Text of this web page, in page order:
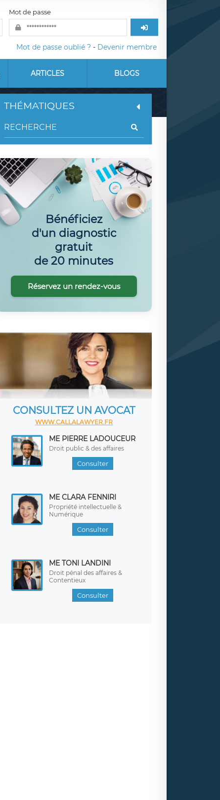
Mot de passe
Mot de passe oublié ? - Devenir membre
ARTICLES BLOGS
THÉMATIQUES
Bénéficiez
d'un diagnostic
gratuit
de 20 minutes
Réservez un rendez-vous
CONSULTEZ UN AVOCAT
WWW.CALLALAWYER.FR
ME PIERRE LADOUCEUR
Droit public & des affaires
Consulter
ME CLARA FENNIRI
Propriété intellectuelle &
Numérique
Consulter
ME TONI LANDINI
Droit pénal des affaires &
Contentieux
Consulter